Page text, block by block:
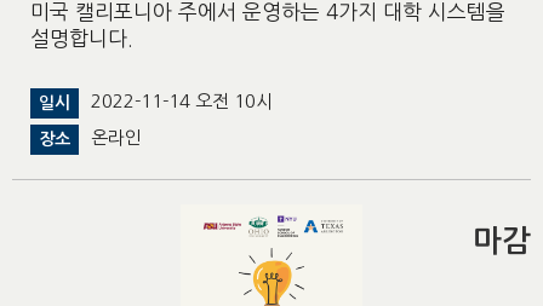
미국 캘리포니아 주에서 운영하는 4가지 대학 시스템을
설명합니다.
일시 2022-11-14 오전 10시
장소 온라인
마감